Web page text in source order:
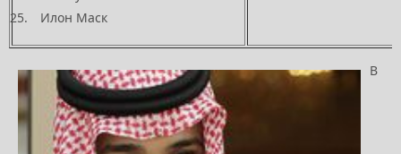
Илон Маск
В